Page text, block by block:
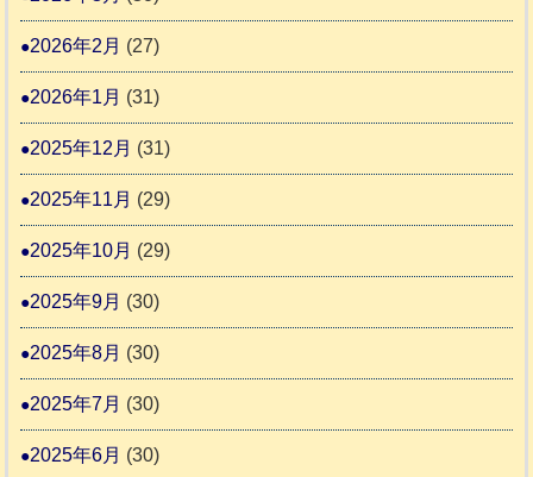
ま
2026年2月 (27)
2026年1月 (31)
2025年12月 (31)
2025年11月 (29)
2025年10月 (29)
2025年9月 (30)
2025年8月 (30)
2025年7月 (30)
2025年6月 (30)